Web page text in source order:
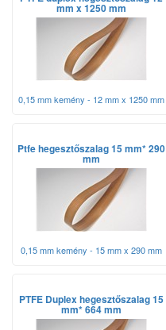
mm x 1250 mm
0,15 mm kemény - 12 mm x 1250 mm
Ptfe hegesztőszalag 15 mm* 290
mm
0,15 mm kemény - 15 mm x 290 mm
PTFE Duplex hegesztőszalag 15
mm* 664 mm